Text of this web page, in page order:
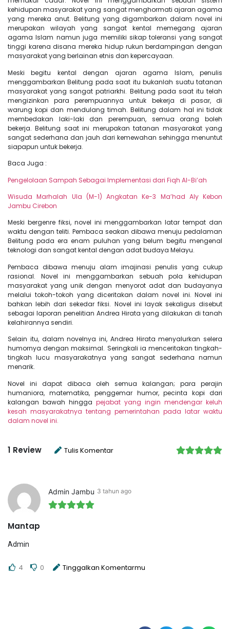
kehidupan masyarakat yang sangat menghormati ajaran agama
yang mereka anut. Belitung yang digambarkan dalam novel ini
merupakan wilayah yang sangat kental memegang ajaran
agama Islam namun juga memiliki sikap toleransi yang sangat
tinggi karena disana mereka hidup rukun berdampingan dengan
masyarakat yang berlainan etnis dan kepercayaan.
Meski begitu kental dengan ajaran agama Islam, penulis
menggambarkan Belitung pada saat itu bukanlah suatu tatanan
masyarakat yang sangat patriarkhi. Belitung pada saat itu telah
mengizinkan para perempuannya untuk bekerja di pasar, di
warung kopi dan mendulang timah. Belitung dalam hal ini tidak
membedakan laki-laki dan perempuan, semua orang boleh
bekerja. Belitung saat ini merupakan tatanan masyarakat yang
sangat sederhana dan jauh dari kemewahan sehingga menuntut
siapapun untuk bekerja.
Baca Juga :
Pengelolaan Sampah Sebagai Implementasi dari Fiqh Al-Bi’ah
Wisuda Marhalah Ula (M-1) Angkatan Ke-3 Ma’had Aly Kebon
Jambu Cirebon
Meski bergenre fiksi, novel ini menggambarkan latar tempat dan
waktu dengan teliti. Pembaca seakan dibawa menuju pedalaman
Belitung pada era enam puluhan yang belum begitu mengenal
teknologi dan sangat kental dengan adat budaya Melayu.
Pembaca dibawa menuju alam imajinasi penulis yang cukup
rasional. Novel ini menggambarkan sebuah pola kehidupan
masyarakat yang unik dengan menyorot adat dan budayanya
melalui tokoh-tokoh yang diceritakan dalam novel ini. Novel ini
bahkan lebih dari sekedar fiksi. Novel ini layak sekaligus disebut
sebagai laporan penelitian Andrea Hirata yang dilakukan di tanah
kelahirannya sendiri.
Selain itu, dalam novelnya ini, Andrea Hirata menyalurkan selera
humornya dengan maksimal. Seringkali ia menceritakan tingkah-
tingkah lucu masyarakatnya yang sangat sederhana namun
menarik.
Novel ini dapat dibaca oleh semua kalangan; para perajin
humaniora, matematika, penggemar humor, pecinta kopi dari
kalangan bawah hingga pejabat yang ingin mendengar keluh
kesah masyarakatnya tentang pemerintahan pada latar waktu
dalam novel ini.
1 Review Tulis Komentar
Admin Jambu 3 tahun ago
Mantap
Admin
4 0 Tinggalkan Komentarmu